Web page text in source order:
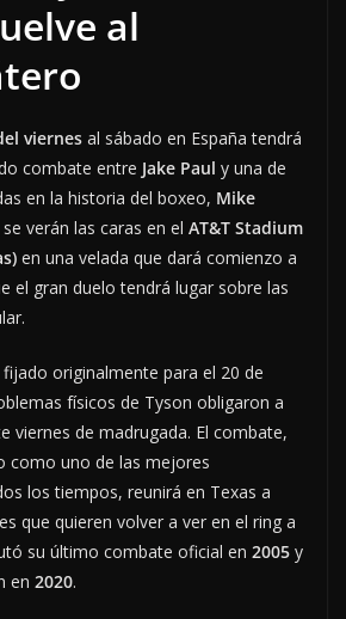
al
viernes al sábado en España tendrá
combate entre Jake Paul y una de
en la historia del boxeo, Mike
verán las caras en el AT&T Stadium
en una velada que dará comienzo a
el gran duelo tendrá lugar sobre las
originalmente para el 20 de
físicos de Tyson obligaron a
viernes de madrugada. El combate,
como uno de las mejores
los tiempos, reunirá en Texas a
que quieren volver a ver en el ring a
su último combate oficial en 2005 y
en 2020.